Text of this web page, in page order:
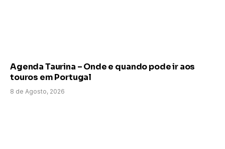
Agenda Taurina – Onde e quando pode ir aos
touros em Portugal
8 de Agosto, 2026